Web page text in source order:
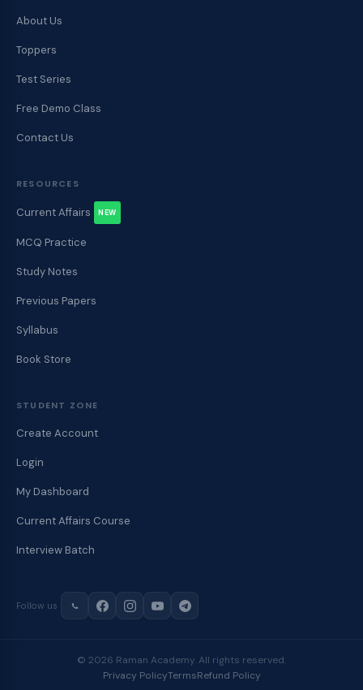
About Us
Toppers
Test Series
Free Demo Class
Contact Us
RESOURCES
Current Affairs NEW
MCQ Practice
Study Notes
Previous Papers
Syllabus
Book Store
STUDENT ZONE
Create Account
Login
My Dashboard
Current Affairs Course
Interview Batch
Follow us
© 2026 Raman Academy. All rights reserved.
Privacy PolicyTermsRefund Policy